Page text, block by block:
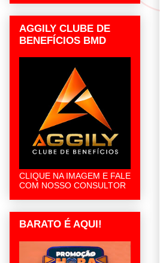
AGGILY CLUBE DE
BENEFÍCIOS BMD
CLIQUE NA IMAGEM E FALE
COM NOSSO CONSULTOR
BARATO É AQUI!